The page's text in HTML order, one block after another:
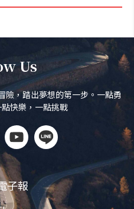
Us
險，踏出夢想的第一步。一點勇
快樂，一點挑戰
子報